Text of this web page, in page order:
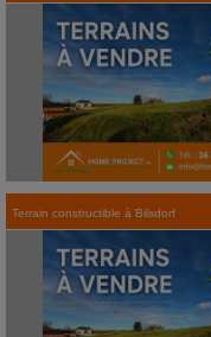
Terrain constructible à Bilsdorf